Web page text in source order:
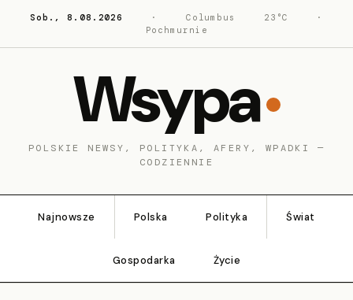
Sob., 8.08.2026 · Columbus 23°C
·
Pochmurnie
Wsypa
POLSKIE NEWSY, POLITYKA, AFERY, WPADKI —
CODZIENNIE
Najnowsze Polska Polityka Świat
Gospodarka Życie